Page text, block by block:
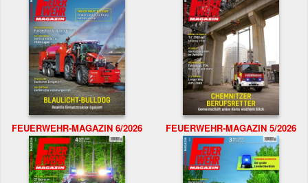
FEUERWEHR-MAGAZIN 6/2026 FEUERWEHR-MAGAZIN 5/2026